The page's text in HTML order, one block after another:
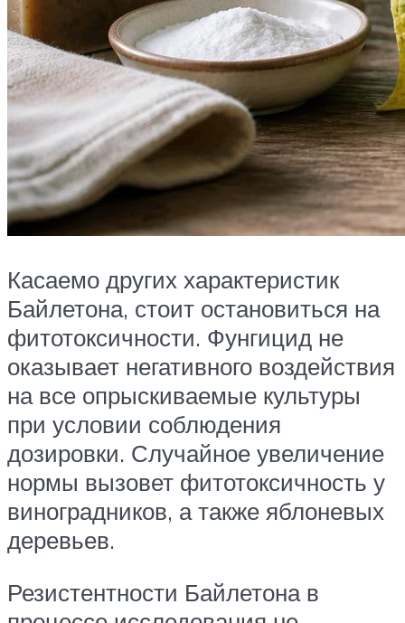
Касаемо других характеристик
Байлетона, стоит остановиться на
фитотоксичности. Фунгицид не
оказывает негативного воздействия
на все опрыскиваемые культуры
при условии соблюдения
дозировки. Случайное увеличение
нормы вызовет фитотоксичность у
виноградников, а также яблоневых
деревьев.
Резистентности Байлетона в